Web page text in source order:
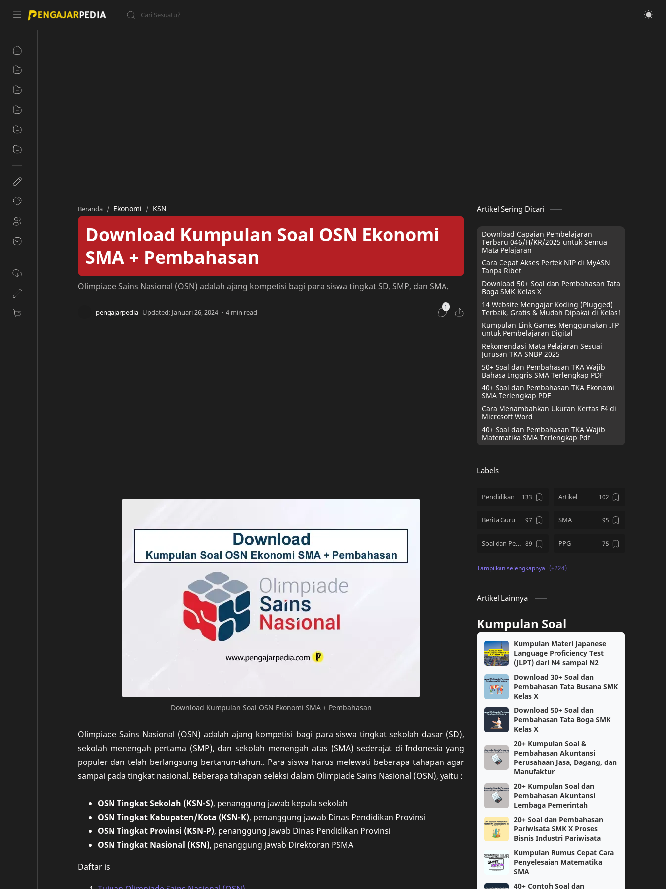
Beranda Ekonomi KSN
Download Kumpulan Soal OSN Ekonomi
SMA + Pembahasan
Olimpiade Sains Nasional (OSN) adalah ajang kompetisi bagi para siswa tingkat SD, SMP, dan SMA.
4 min read
Download Kumpulan Soal OSN Ekonomi SMA + Pembahasan
Olimpiade Sains Nasional (OSN) adalah ajang kompetisi bagi para siswa tingkat sekolah dasar (SD),
sekolah menengah pertama (SMP), dan sekolah menengah atas (SMA) sederajat di Indonesia yang
populer dan telah berlangsung bertahun-tahun.. Para siswa harus melewati beberapa tahapan agar
sampai pada tingkat nasional. Beberapa tahapan seleksi dalam Olimpiade Sains Nasional (OSN), yaitu :
OSN Tingkat Sekolah (KSN-S), penanggung jawab kepala sekolah
OSN Tingkat Kabupaten/Kota (KSN-K), penanggung jawab Dinas Pendidikan Provinsi
OSN Tingkat Provinsi (KSN-P), penanggung jawab Dinas Pendidikan Provinsi
OSN Tingkat Nasional (KSN), penanggung jawab Direktoran PSMA
Daftar isi
Artikel Sering Dicari
Download Capaian Pembelajaran
Terbaru 046/H/KR/2025 untuk Semua
Mata Pelajaran
Cara Cepat Akses Pertek NIP di MyASN
Tanpa Ribet
Download 50+ Soal dan Pembahasan Tata
Boga SMK Kelas X
14 Website Mengajar Koding (Plugged)
Terbaik, Gratis & Mudah Dipakai di Kelas!
Kumpulan Link Games Menggunakan IFP
untuk Pembelajaran Digital
Rekomendasi Mata Pelajaran Sesuai
Jurusan TKA SNBP 2025
50+ Soal dan Pembahasan TKA Wajib
Bahasa Inggris SMA Terlengkap PDF
40+ Soal dan Pembahasan TKA Ekonomi
SMA Terlengkap PDF
Cara Menambahkan Ukuran Kertas F4 di
Microsoft Word
40+ Soal dan Pembahasan TKA Wajib
Matematika SMA Terlengkap Pdf
Labels
Pendidikan Artikel
Berita Guru SMA
Soal dan Pembahasan PPG
Kumpulan Soal SD
kelas 10 Topik PMM
Berita PPPK
SNBT Ujian Sekolah
SMK
Bukti Dukung CPNS
Matematika
Informatika Kelas 1
Kurikulum Merdeka Belajar KSN
Bahasa Inggris
Artikel Lainnya
Kumpulan Soal
Kumpulan Materi Japanese
Language Proficiency Test
(JLPT) dari N4 sampai N2
Download 30+ Soal dan
Pembahasan Tata Busana SMK
Kelas X
Download 50+ Soal dan
Pembahasan Tata Boga SMK
Kelas X
20+ Kumpulan Soal &
Pembahasan Akuntansi
Perusahaan Jasa, Dagang, dan
Manufaktur
20+ Kumpulan Soal dan
Pembahasan Akuntansi
Lembaga Pemerintah
20+ Soal dan Pembahasan
Pariwisata SMK X Proses
Bisnis Industri Pariwisata
Kumpulan Rumus Cepat Cara
Penyelesaian Matematika
SMA
40+ Contoh Soal dan